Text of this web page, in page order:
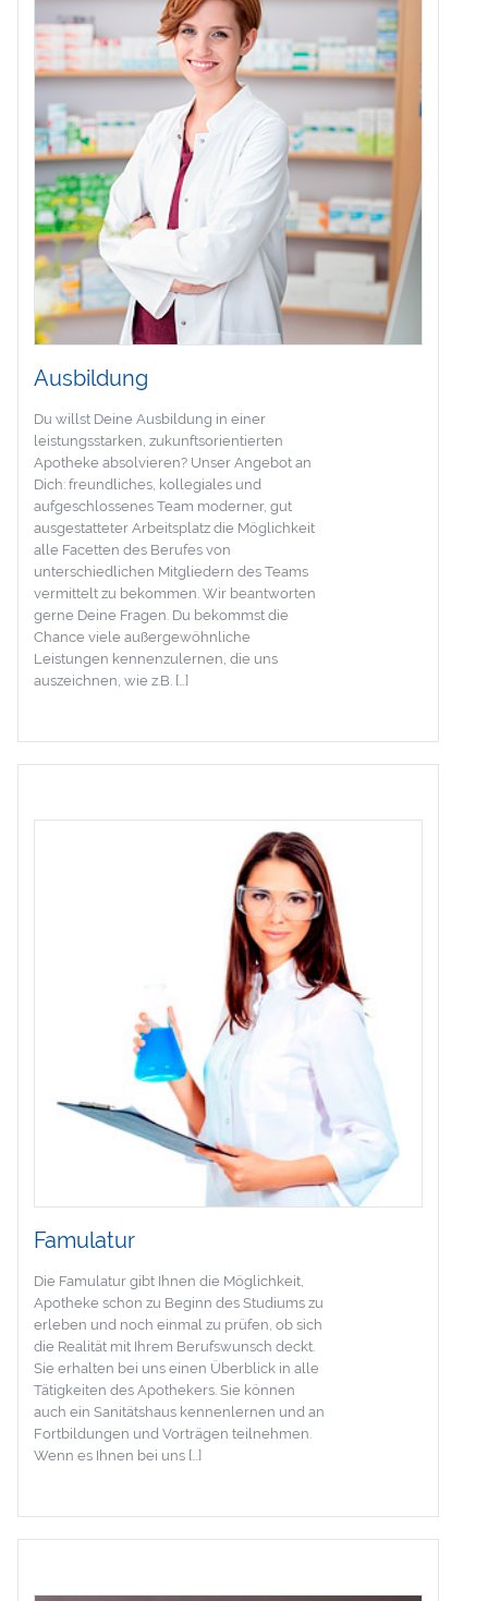
Ausbildung
Du willst Deine Ausbildung in einer
leistungsstarken, zukunftsorientierten
Apotheke absolvieren? Unser Angebot an
Dich: freundliches, kollegiales und
aufgeschlossenes Team moderner, gut
ausgestatteter Arbeitsplatz die Möglichkeit
alle Facetten des Berufes von
unterschiedlichen Mitgliedern des Teams
vermittelt zu bekommen. Wir beantworten
gerne Deine Fragen. Du bekommst die
Chance viele außergewöhnliche
Leistungen kennenzulernen, die uns
auszeichnen, wie z.B. […]
Famulatur
Die Famulatur gibt Ihnen die Möglichkeit,
Apotheke schon zu Beginn des Studiums zu
erleben und noch einmal zu prüfen, ob sich
die Realität mit Ihrem Berufswunsch deckt.
Sie erhalten bei uns einen Überblick in alle
Tätigkeiten des Apothekers. Sie können
auch ein Sanitätshaus kennenlernen und an
Fortbildungen und Vorträgen teilnehmen.
Wenn es Ihnen bei uns […]